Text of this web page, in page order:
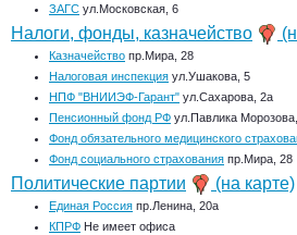
ЗАГС ул.Московская, 6
Налоги, фонды, казначейство
Казначейство пр.Мира, 28
Налоговая инспекция ул.Ушакова, 5
НПФ "ВНИИЭФ-Гарант" ул.Сахарова, 2а
Пенсионный фонд РФ ул.Павлика
Фонд обязательного медицинского
Фонд социального страхования пр.Мира, 28
Политические партии (на карте)
Единая Россия пр.Ленина, 20а
КПРФ Не имеет офиса